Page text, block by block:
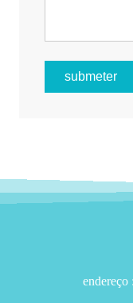
submeter
endereço :